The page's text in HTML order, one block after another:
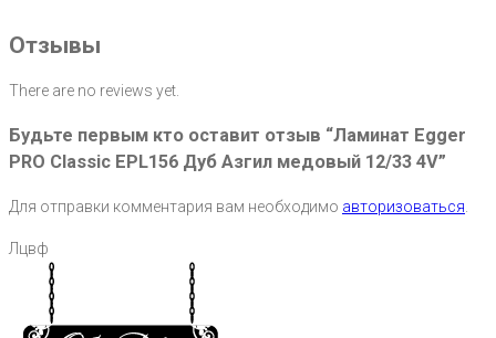
Отзывы
There are no reviews yet.
Будьте первым кто оставит отзыв “Ламинат Egger
PRO Classic EPL156 Дуб Азгил медовый 12/33 4V”
Для отправки комментария вам необходимо авторизоваться.
Лцвф